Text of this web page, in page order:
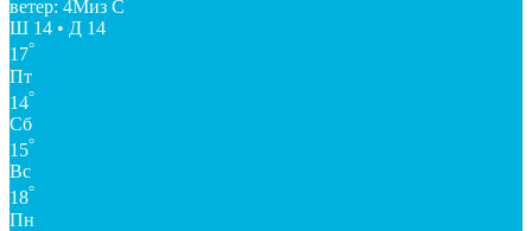
ветер: 4Миз С
Ш 14 • Д 14
17°
Пт
14°
Сб
15°
Вс
18°
Пн